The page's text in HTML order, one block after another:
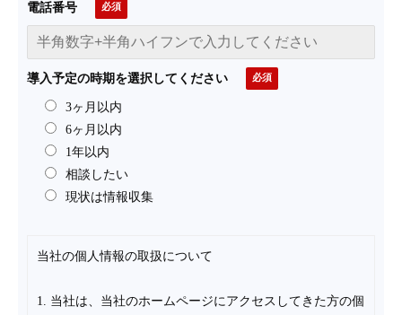
電話番号
導入予定の時期を選択してください
3ヶ月以内
6ヶ月以内
1年以内
相談したい
現状は情報収集
当社の個人情報の取扱について
1. 当社は、当社のホームページにアクセスしてきた方の個